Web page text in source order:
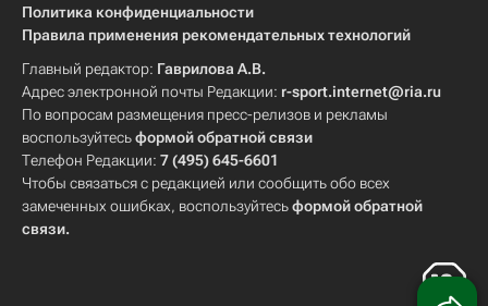
Политика конфиденциальности
Правила применения рекомендательных технологий
Главный редактор: Гаврилова А.В.
Адрес электронной почты Редакции: r-sport.internet@ria.ru
По вопросам размещения пресс-релизов и рекламы
воспользуйтесьформой обратной связи
Телефон Редакции: 7 (495) 645-6601
Чтобы связаться с редакцией или сообщить обо всех
замеченных ошибках, воспользуйтесьформой обратной
связи.